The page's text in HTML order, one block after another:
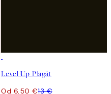
Level Up Plagát
Od 6,50 €13 €